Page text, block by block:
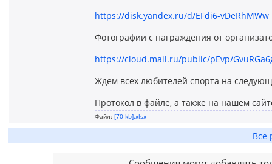
https://disk.yandex.ru/d/EFdi6-vDeRhMWw
Фотографии с награждения от
https://cloud.mail.ru/public/pEvp/
Ждем всех любителей спорта на
Протокол в файле, а также на нашем
Файл: [70 kb].xlsx
Все